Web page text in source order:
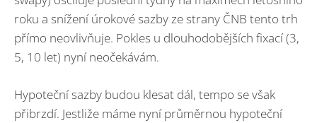
roku a snížení úrokové sazby ze strany ČNB tento trh
přímo neovlivňuje. Pokles u dlouhodobějších fixací (3,
5, 10 let) nyní neočekávám.
Hypoteční sazby budou klesat dál, tempo se však
přibrzdí. Jestliže máme nyní průměrnou hypoteční